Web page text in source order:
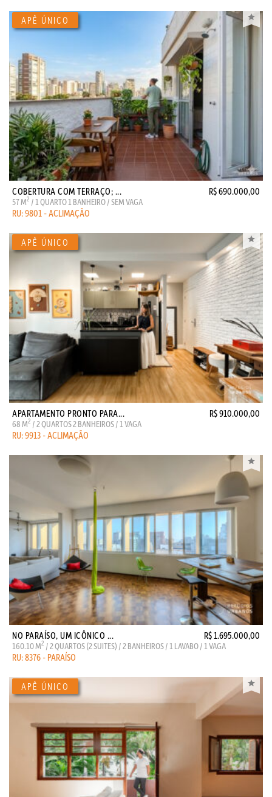
COBERTURA COM TERRAÇO; ... R$ 690.000,00
57 M2 / 1 QUARTO 1 BANHEIRO / SEM VAGA
RU: 9801 - ACLIMAÇÃO
APARTAMENTO PRONTO PARA... R$ 910.000,00
68 M2 / 2 QUARTOS 2 BANHEIROS / 1 VAGA
RU: 9913 - ACLIMAÇÃO
NO PARAÍSO, UM ICÔNICO ... R$ 1.695.000,00
160.10 M2 / 2 QUARTOS (2 SUITES) / 2 BANHEIROS / 1 LAVABO / 1 VAGA
RU: 8376 - PARAÍSO